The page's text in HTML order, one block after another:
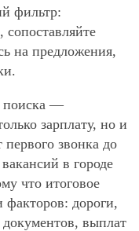
фильтр:
на предложения,
поиска —
зарплату, но и
первого звонка до
в городе
что итоговое
факторов: дороги,
выплат